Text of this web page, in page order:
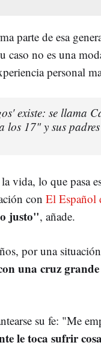
parte de esa
caso no es una
personal
existe: se llama
los 17" y sus
vida, lo que pasa
con El Español
justo", añade.
por una
una cruz
su fe: "Me
le toca sufrir